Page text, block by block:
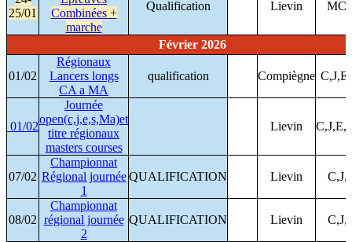
25/01
Combinées +
marche
Qualification Lievin
Février 2026
01/02
Régionaux
Lancers longs
CA a MA
qualification Compiègne
01/02
Journée
open(c,j,e,s,Ma)et
titre régionaux
masters courses
Lievin
07/02
Championnat
Régional journée
1
QUALIFICATION Lievin
08/02
Championnat
régional journée
2
QUALIFICATION Lievin